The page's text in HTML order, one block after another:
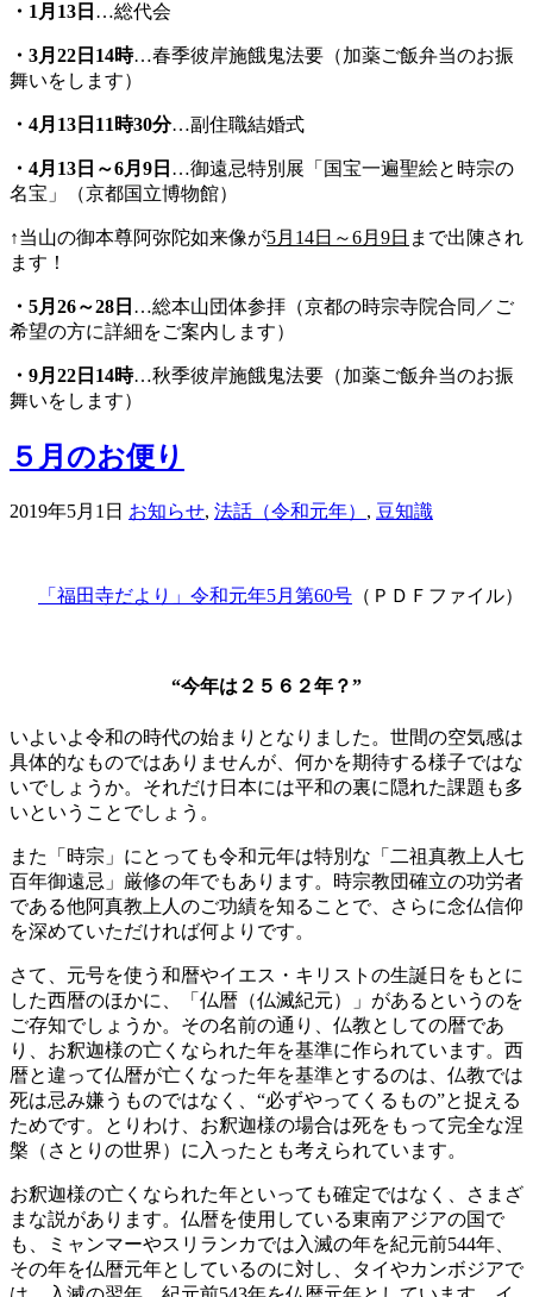
・1月13日 …総代会
・3月22日14時…春季彼岸施餓鬼法要（加薬ご飯弁当のお振
舞いをします）
・ 4月13日11時30分…副住職結婚式
・ 4月13日～6月9日 …御遠忌特別展「国宝一遍聖絵と時宗の
名宝」（京都国立博物館）
↑当山の御本尊阿弥陀如来像が5月14日～6月9日 まで出陳され
ます！
・ 5月26～28日 …総本山団体参拝（京都の時宗寺院合同／ご
希望の方に詳細をご案内します）
・ 9月22日14時…秋季彼岸施餓鬼法要（加薬ご飯弁当のお振
舞いをします）
５月のお便り
2019年5月1日 お知らせ, 法話（令和元年） , 豆知識
「福田寺だより」令和元年5月第60号 （ＰＤＦファイル）
“今年は２５６２年？”
いよいよ令和の時代の始まりとなりました。世間の空気感は
具体的なものではありませんが、何かを期待する様子ではな
いでしょうか。それだけ日本には平和の裏に隠れた課題も多
いということでしょう。
また「時宗」にとっても令和元年は特別な「二祖真教上人七
百年御遠忌」厳修の年でもあります。時宗教団確立の功労者
である他阿真教上人のご功績を知ることで、さらに念仏信仰
を深めていただければ何よりです。
さて、元号を使う和暦やイエス・キリストの生誕日をもとに
した西暦のほかに、「仏暦（仏滅紀元）」があるというのを
ご存知でしょうか。その名前の通り、仏教としての暦であ
り、お釈迦様の亡くなられた年を基準に作られています。西
暦と違って仏暦が亡くなった年を基準とするのは、仏教では
死は忌み嫌うものではなく、“必ずやってくるもの”と捉える
ためです。とりわけ、お釈迦様の場合は死をもって完全な涅
槃（さとりの世界）に入ったとも考えられています。
お釈迦様の亡くなられた年といっても確定ではなく、さまざ
まな説があります。仏暦を使用している東南アジアの国で
も、ミャンマーやスリランカでは入滅の年を紀元前544年、
その年を仏暦元年としているのに対し、タイやカンボジアで